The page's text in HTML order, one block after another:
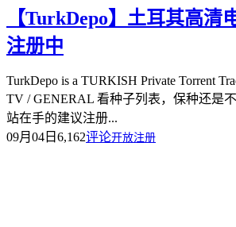
【TurkDepo】土耳其高清
注册中
TurkDepo is a TURKISH Private Torrent
TV / GENERAL 看种子列表，保种还是
站在手的建议注册...
09月04日 6,162评论开放注册